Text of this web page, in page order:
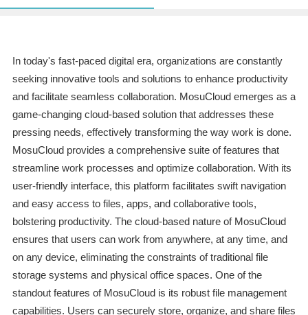
In today's fast-paced digital era, organizations are constantly
seeking innovative tools and solutions to enhance productivity
and facilitate seamless collaboration. MosuCloud emerges as a
game-changing cloud-based solution that addresses these
pressing needs, effectively transforming the way work is done.
MosuCloud provides a comprehensive suite of features that
streamline work processes and optimize collaboration. With its
user-friendly interface, this platform facilitates swift navigation
and easy access to files, apps, and collaborative tools,
bolstering productivity. The cloud-based nature of MosuCloud
ensures that users can work from anywhere, at any time, and
on any device, eliminating the constraints of traditional file
storage systems and physical office spaces. One of the
standout features of MosuCloud is its robust file management
capabilities. Users can securely store, organize, and share files